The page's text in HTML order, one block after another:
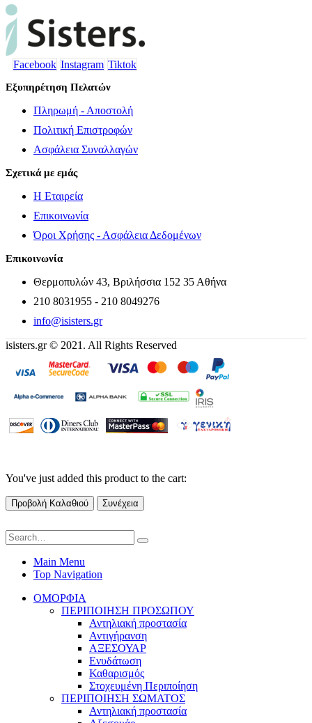
Facebook Instagram Tiktok
Εξυπηρέτηση Πελατών
Πληρωμή - Αποστολή
Πολιτική Επιστροφών
Ασφάλεια Συναλλαγών
Σχετικά με εμάς
Η Εταιρεία
Επικοινωνία
Όροι Χρήσης - Ασφάλεια Δεδομένων
Επικοινωνία
Θερμοπυλών 43, Βριλήσσια 152 35 Αθήνα
210 8031955 - 210 8049276
info@isisters.gr
isisters.gr © 2021. All Rights Reserved
You've just added this product to the cart:
Προβολή Καλαθιού Συνέχεια
Main Menu
Top Navigation
ΟΜΟΡΦΙΑ
ΠΕΡΙΠΟΙΗΣΗ ΠΡΟΣΩΠΟΥ
Αντηλιακή προστασία
Αντιγήρανση
ΑΞΕΣΟΥΑΡ
Ενυδάτωση
Καθαρισμός
Στοχευμένη Περιποίηση
ΠΕΡΙΠΟΙΗΣΗ ΣΩΜΑΤΟΣ
Αντηλιακή προστασία